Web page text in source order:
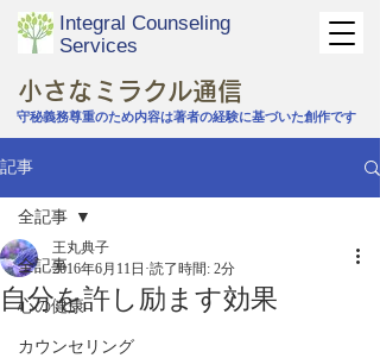
Integral Counseling
Services
守秘義務尊重のため内容は著者の経験に基づいた創作です
​小さなミラクル通信
記事
全記事
心の健康
カウンセリング
全記事
自分を許し励ます効果
王丸典子
2016年6月11日 読了時間: 2分